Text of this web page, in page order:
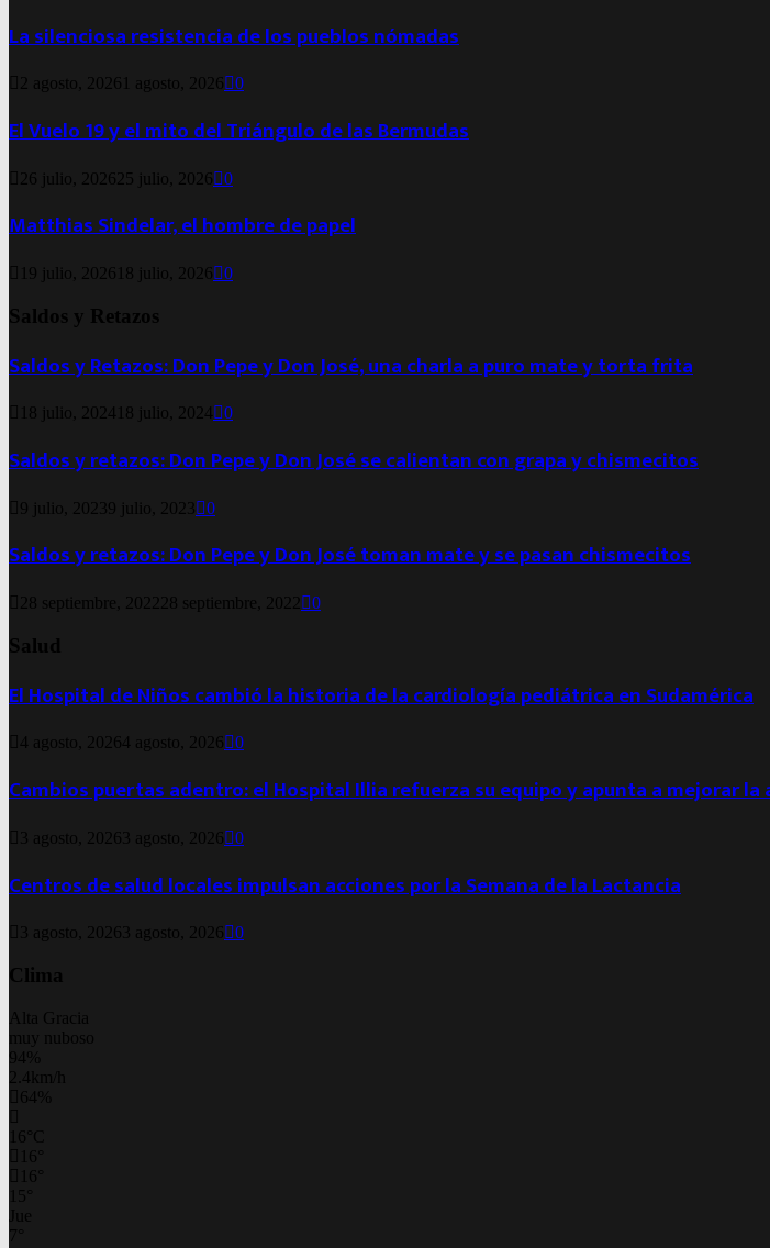
La silenciosa resistencia de los pueblos nómadas
2 agosto, 2026 1 agosto, 2026 0
El Vuelo 19 y el mito del Triángulo de las Bermudas
26 julio, 2026 25 julio, 2026 0
Matthias Sindelar, el hombre de papel
19 julio, 2026 18 julio, 2026 0
Saldos y Retazos
Saldos y Retazos: Don Pepe y Don José, una charla a puro mate y torta frita
18 julio, 2024 18 julio, 2024 0
Saldos y retazos: Don Pepe y Don José se calientan con grapa y chismecitos
9 julio, 20239 julio, 2023 0
Saldos y retazos: Don Pepe y Don José toman mate y se pasan chismecitos
28 septiembre, 2022 28 septiembre, 2022 0
Salud
El Hospital de Niños cambió la historia de la cardiología pediátrica en Sudamérica
4 agosto, 20264 agosto, 2026 0
Cambios puertas adentro: el Hospital Illia refuerza su equipo y apunta a mejorar
3 agosto, 2026 3 agosto, 2026 0
Centros de salud locales impulsan acciones por la Semana de la Lactancia
3 agosto, 2026 3 agosto, 2026 0
Clima
Alta Gracia
muy nuboso
94%
2.4km/h
64%
16 C
16
16
15
Jue
7